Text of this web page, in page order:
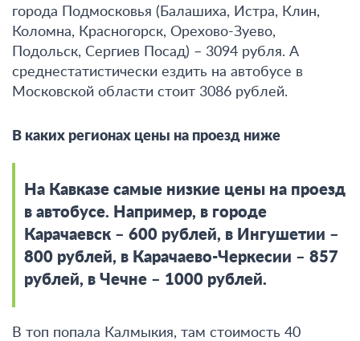
города Подмосковья (Балашиха, Истра, Клин,
Коломна, Красногорск, Орехово-Зуево,
Подольск, Сергиев Посад) – 3094 рубля. А
среднестатистически ездить на автобусе в
Московской области стоит 3086 рублей.
В каких регионах цены на проезд ниже
На Кавказе самые низкие цены на проезд
в автобусе. Например, в городе
Карачаевск – 600 рублей, в Ингушетии –
800 рублей, в Карачаево-Черкесии – 857
рублей, в Чечне – 1000 рублей.
В топ попала Калмыкия, там стоимость 40